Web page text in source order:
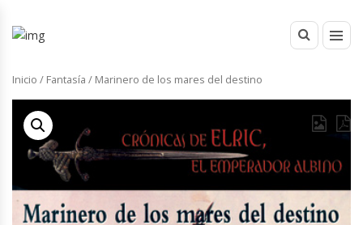
Inicio / Fantasía / Marinero de los mares del destino